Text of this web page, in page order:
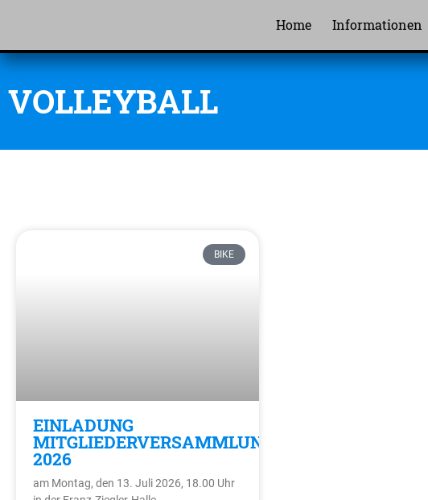
Home Informationen
VOLLEYBALL
BIKE
EINLADUNG
MITGLIEDERVERSAMMLUNG
2026
am Montag, den 13. Juli 2026, 18.00 Uhr